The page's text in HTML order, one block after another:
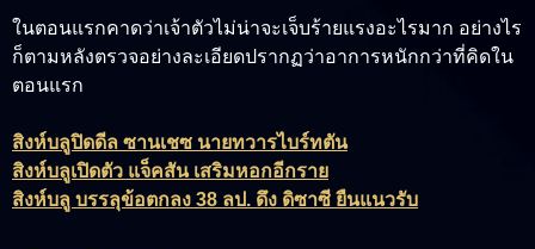
ในตอนแรกคาดว่าเจ้าตัวไม่น่าจะเจ็บร้ายแรงอะไรมาก อย่างไร
ก็ตามหลังตรวจอย่างละเอียดปรากฏว่าอาการหนักกว่าที่คิดใน
ตอนแรก
สิงห์บลูปิดดีล ซานเชซ นายทวารไบร์ทตัน
สิงห์บลูเปิดตัว แจ็คสัน เสริมหอกอีกราย
สิงห์บลู บรรลุข้อตกลง 38 ลป. ดึง ดิซาซี ยืนแนวรับ